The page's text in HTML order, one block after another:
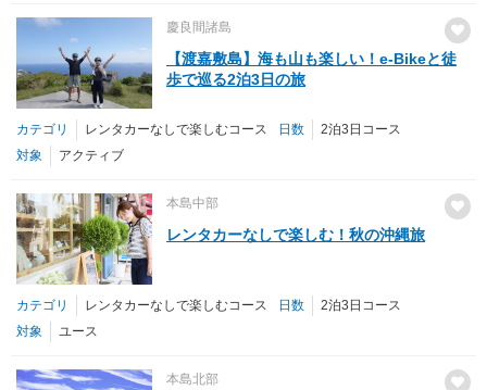
慶良間諸島
【渡嘉敷島】海も山も楽しい！e-Bikeと徒
歩で巡る2泊3日の旅
カテゴリ レンタカーなしで楽しむコース 日数
2泊3日コース
対象
アクティブ
本島中部
レンタカーなしで楽しむ！秋の沖縄旅
カテゴリ レンタカーなしで楽しむコース 日数
2泊3日コース
対象
ユース
本島北部